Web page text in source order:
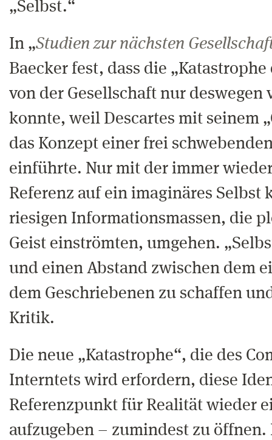
„Selbst.“
In „Studien zur nächsten
Baecker fest, dass die
von der Gesellschaft nur deswegen
konnte, weil Descartes mit seinem
das Konzept einer frei
einführte. Nur mit der immer
Referenz auf ein imaginäres Selbst
riesigen Informationsmassen, die
Geist einströmten, umgehen.
und einen Abstand zwischen dem
dem Geschriebenen zu schaffen
Kritik.
Die neue „Katastrophe“, die des
Interntets wird erfordern, diese
Referenzpunkt für Realität wieder
aufzugeben – zumindest zu